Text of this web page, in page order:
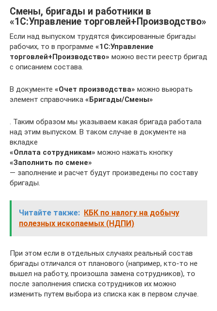
Смены, бригады и работники в
«1С:Управление торговлей+Производство»
Если над выпуском трудятся фиксированные бригады
рабочих, то в программе «1С:Управление
торговлей+Производство» можно вести реестр бригад
с описанием состава.
В документе «Очет производства» можно выюрать
элемент справочника «Бригады/Смены»
. Таким образом мы указываем какая бригада работала
над этим выпуском. В таком случае в документе на
вкладке
«Оплата сотрудникам» можно нажать кнопку
«Заполнить по смене»
— заполнение и расчет будут произведены по составу
бригады.
Читайте также: КБК по налогу на добычу
полезных ископаемых (НДПИ)
При этом если в отдельных случаях реальный состав
бригады отличался от планового (например, кто-то не
вышел на работу, произошла замена сотрудников), то
после заполнения списка сотрудников их можно
изменить путем выбора из списка как в первом случае.